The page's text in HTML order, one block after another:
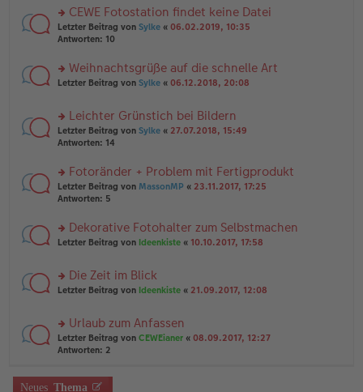
ei
tr
a
es
e
n
er
ei
tr
u
n
g
es
e
n
B
ei
tr
a
rs
te
n
g
es
e
n
er
ei
tr
a
CEWE Fotostation findet keine Datei
Letzter Beitrag von Sylke « 06.02.2019, 10:35
Antworten: 10
rs
u
n
g
es
e
n
er
ei
tr
Weihnachtsgrüße auf die schnelle Art
Letzter Beitrag von Sylke « 06.12.2018, 20:08
rs
te
n
g
el
e
n
ei
tr
Leichter Grünstich bei Bildern
Letzter Beitrag von Sylke « 27.07.2018, 15:49
Antworten: 14
rs
te
n
g
es
e
n
B
ei
tr
a
Fotoränder + Problem mit Fertigprodukt
Letzter Beitrag von MassonMP « 23.11.2017, 17:25
Antworten: 5
rs
u
n
es
e
n
B
ei
Dekorative Fotohalter zum Selbstmachen
Letzter Beitrag von Ideenkiste « 10.10.2017, 17:58
rs
u
n
g
es
e
Die Zeit im Blick
Letzter Beitrag von Ideenkiste « 21.09.2017, 12:08
rs
te
n
Urlaub zum Anfassen
Letzter Beitrag von CEWEianer « 08.09.2017, 12:27
Antworten: 2
Neues Thema